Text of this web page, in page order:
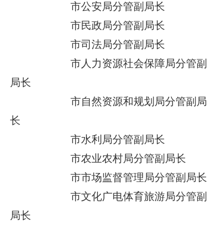
市公安局分管副局长
市民政局分管副局长
市司法局分管副局长
市人力资源社会保障局分管副
局长
市自然资源和规划局分管副局
长
市水利局分管副局长
市农业农村局分管副局长
市市场监督管理局分管副局长
市文化广电体育旅游局分管副
局长